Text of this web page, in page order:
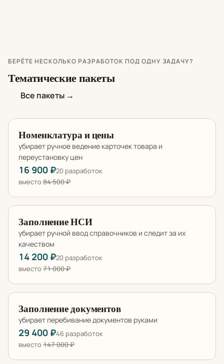
БЕРЁТЕ НЕСКОЛЬКО РАЗРАБОТОК ПОД ОДНУ ЗАДАЧУ?
Тематические пакеты
Все пакеты →
Номенклатура и цены
убирает ручное ведение карточек товара и
переустановку цен
16 900 ₽20 разработок
вместо 84 500 ₽
Заполнение НСИ
убирает ручной ввод справочников и следит за их
качеством
14 200 ₽20 разработок
вместо 71 000 ₽
Заполнение документов
убирает перебивание документов руками
29 400 ₽46 разработок
вместо 147 000 ₽